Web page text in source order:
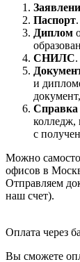
Паспорт.
Диплом
СНИЛС.
и
Справка
колледж,
с
Можно
офисов в
Отправляем
наш счет).
Оплата через
Вы сможете